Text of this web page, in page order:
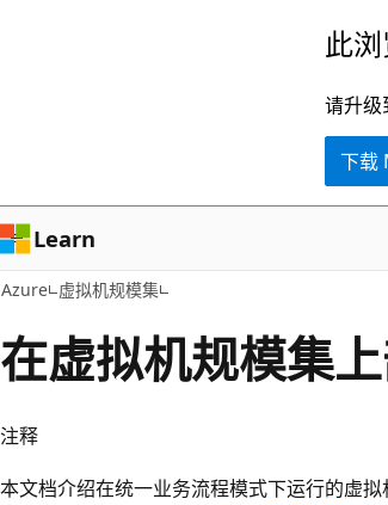
容
此
请升级
下载
Learn
Azure 虚拟机规模集
在虚拟机规模集
注释
本文档介绍在统一业务流程模式下运行的虚